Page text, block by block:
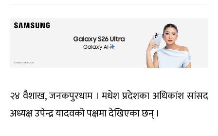
२४ वैशाख, जनकपुरधाम । मधेश प्रदेशका अधिकांश सांसद
अध्यक्ष उपेन्द्र यादवको पक्षमा देखिएका छन् ।